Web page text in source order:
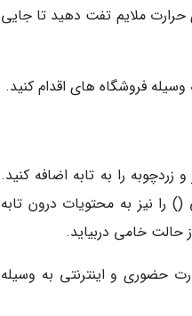
حرارت ملایم تفت دهید تا جایی
فروشگاه های اقدام کنید.
را به تابه اضافه کنید.
را نیز به محتویات درون تابه
حالت خامی دربیاید.
حضوری و اینترنتی به وسیله